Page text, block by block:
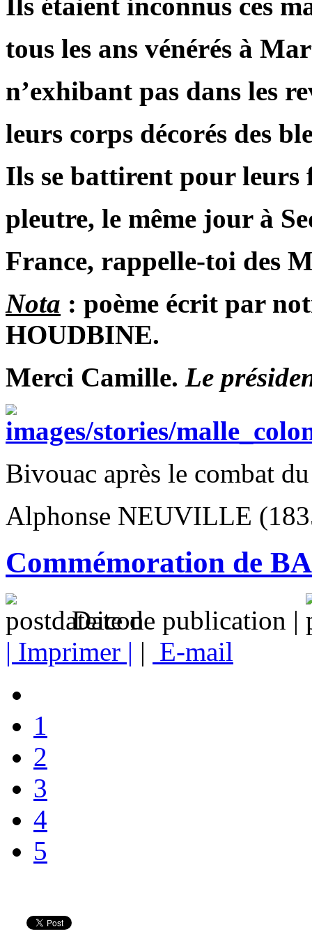
tous les ans vénérés à
n’exhibant pas dans les
leurs corps décorés des
Ils se battirent pour leurs
pleutre, le même jour à
France, rappelle-toi des
Nota : poème écrit par
HOUDBINE.
Merci Camille. Le
Bivouac après le combat
Alphonse NEUVILLE
Commémoration de
Date de publication |
| Imprimer | | E-mail
1
2
3
4
5